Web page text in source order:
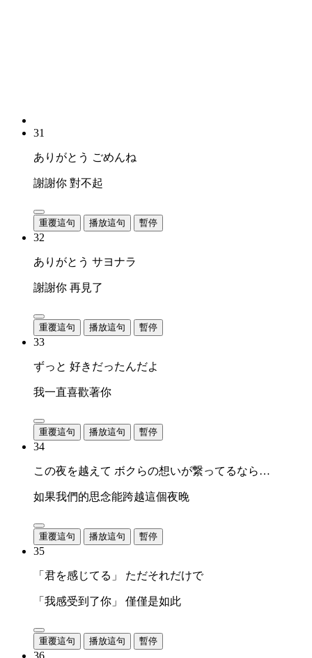
31
ありがとう ごめんね
謝謝你 對不起
重覆這句 播放這句 暫停
32
ありがとう サヨナラ
謝謝你 再見了
重覆這句 播放這句 暫停
33
ずっと 好きだったんだよ
我一直喜歡著你
重覆這句 播放這句 暫停
34
この夜を越えて ボクらの想いが繋ってるなら…
如果我們的思念能跨越這個夜晚
重覆這句 播放這句 暫停
35
「君を感じてる」 ただそれだけで
「我感受到了你」 僅僅是如此
重覆這句 播放這句 暫停
36